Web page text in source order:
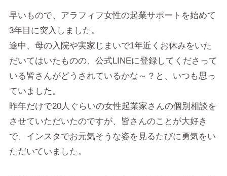
早いもので、アラフィフ女性の起業サポートを始めて
3年目に突入しました。
途中、母の入院や実家じまいで1年近くお休みをいた
だいてはいたものの、公式LINEに登録してくださって
いる皆さんがどうされているかな～？と、いつも思っ
ていました。
昨年だけで20人ぐらいの女性起業家さんの個別相談を
させていただいたのですが、皆さんのことが大好き
で、インスタでお元気そうな姿を見るたびに勇気をい
ただいていました。